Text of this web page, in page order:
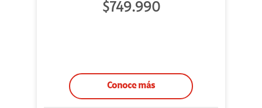
$749.990
Conoce más